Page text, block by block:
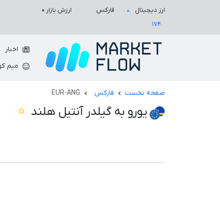
ارز دیجیتال ۰
فارکس
۱۷۴
ارزش بازار ۰
اخبار
میم
صفحه نخست فارکس EUR-ANG
یورو به گیلدر آنتیل هلند